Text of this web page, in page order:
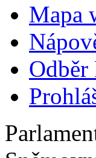
Mapa
Odběr